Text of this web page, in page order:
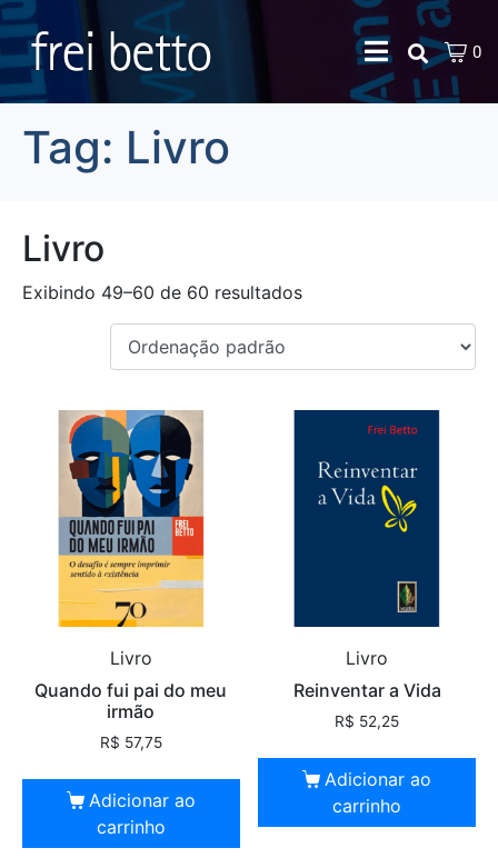
0
Tag: Livro
Livro
Exibindo 49–60 de 60 resultados
Livro
Quando fui pai do meu
irmão
R$ 57,75
Adicionar ao
carrinho
Livro
Reinventar a Vida
R$ 52,25
Adicionar ao
carrinho